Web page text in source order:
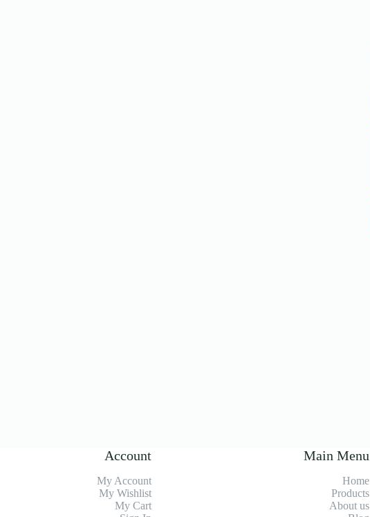
Main Menu
Home
Products
About us
Account
My Account
My Wishlist
My Cart